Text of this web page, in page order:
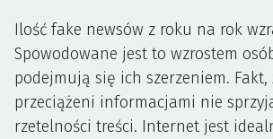
Ilość fake newsów z roku na rok
Spowodowane jest to wzrostem
podejmują się ich szerzeniem. Fakt,
przeciążeni informacjami nie
rzetelności treści. Internet jest